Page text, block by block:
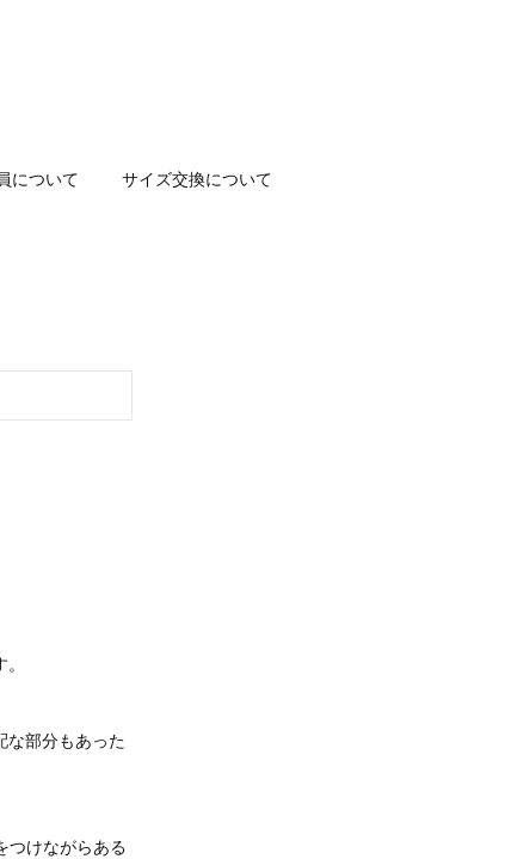
について サイズ交換について
な部分もあった
つけながらある